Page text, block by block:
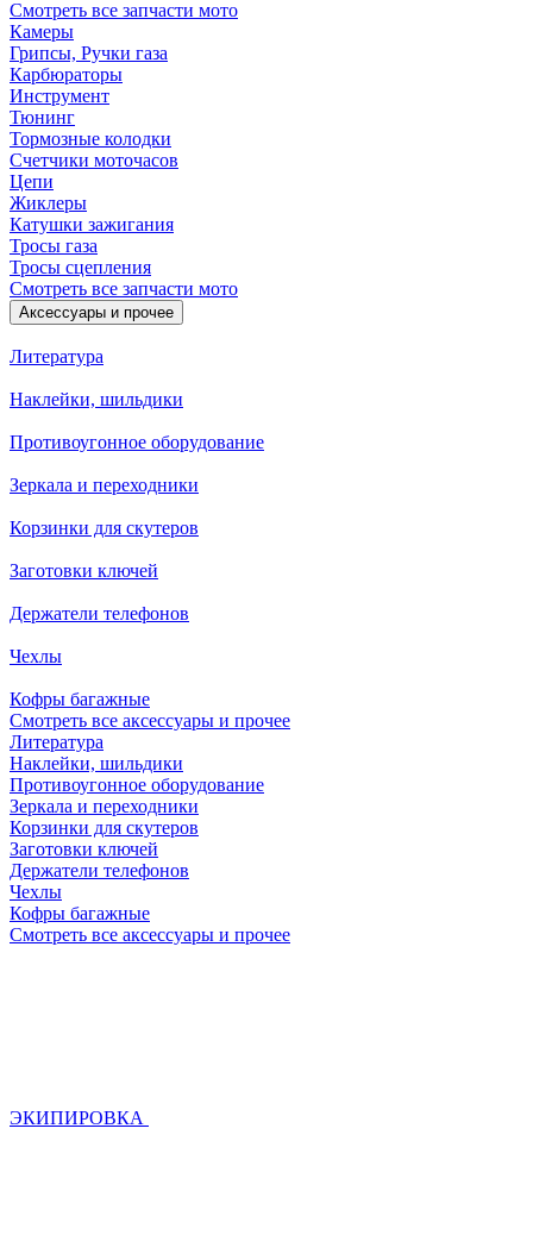
Смотреть все запчасти мото
Камеры
Грипсы, Ручки газа
Карбюраторы
Инструмент
Тюнинг
Тормозные колодки
Счетчики моточасов
Цепи
Жиклеры
Катушки зажигания
Тросы газа
Тросы сцепления
Смотреть все запчасти мото
Аксессуары и прочее
Литература
Наклейки, шильдики
Противоугонное оборудование
Зеркала и переходники
Корзинки для скутеров
Заготовки ключей
Держатели телефонов
Чехлы
Кофры багажные
Смотреть все аксессуары и прочее
Литература
Наклейки, шильдики
Противоугонное оборудование
Зеркала и переходники
Корзинки для скутеров
Заготовки ключей
Держатели телефонов
Чехлы
Кофры багажные
Смотреть все аксессуары и прочее
ЭКИПИРОВКА